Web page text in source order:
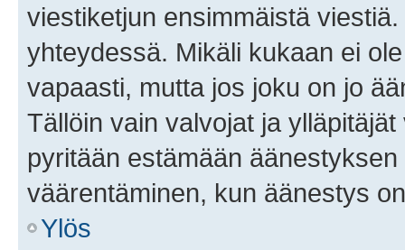
viestiketjun ensimmäistä
yhteydessä. Mikäli kukaan ei
vapaasti, mutta jos joku on jo
Tällöin vain valvojat ja
pyritään estämään
väärentäminen, kun äänestys
Ylös